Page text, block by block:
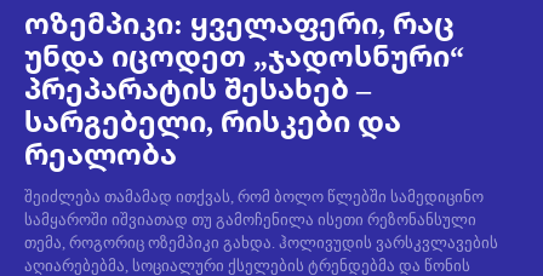
ოზემპიკი: ყველაფერი, რაც
უნდა იცოდეთ „ჯადოსნური“
პრეპარატის შესახებ –
სარგებელი, რისკები და
რეალობა
შეიძლება თამამად ითქვას, რომ ბოლო წლებში სამედიცინო
სამყაროში იშვიათად თუ გამოჩენილა ისეთი რეზონანსული
თემა, როგორიც ოზემპიკი გახდა. ჰოლივუდის ვარსკვლავების
აღიარებებმა, სოციალური ქსელების ტრენდებმა და წონის